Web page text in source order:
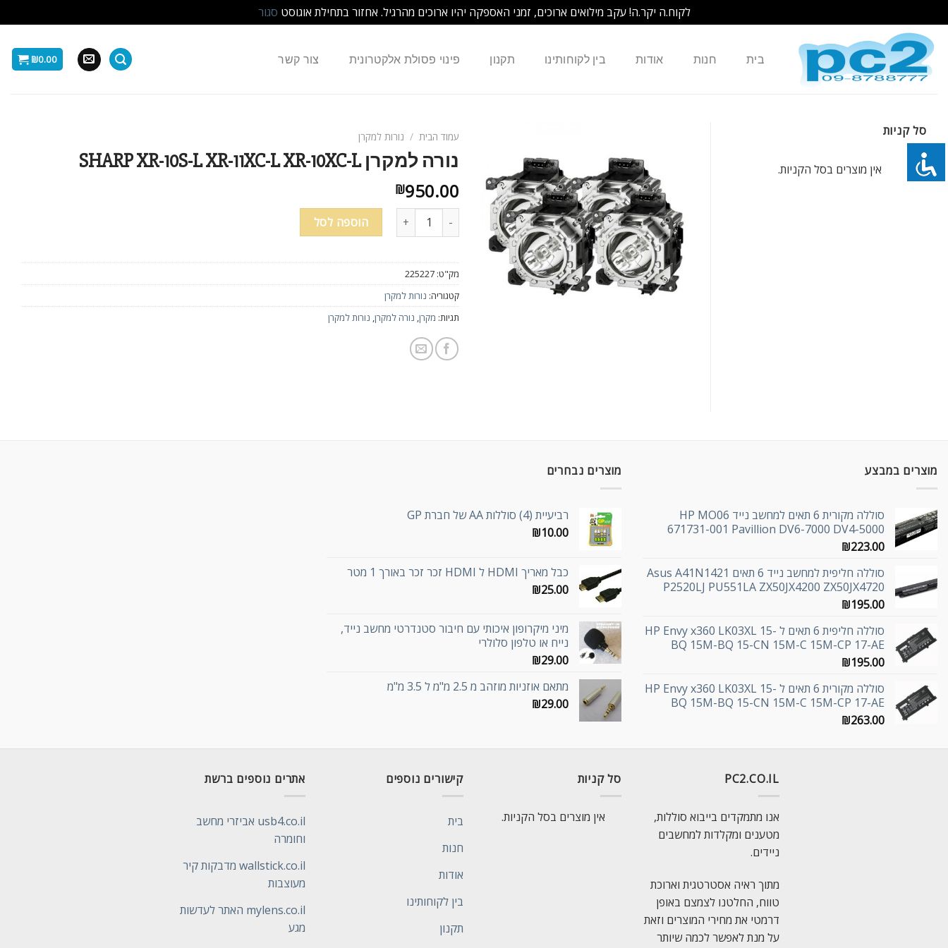
לקוח.ה יקר.ה! עקב מילואים ארוכים, זמני האספקה יהיו ארוכים מהרגיל. אחזור בתחילת אוגוסט סגור
content
בית חנות אודות בין לקוחותינו תקנון פינוי פסולת אלקטרונית צור קשר ₪0.00
סל קניות
אין מוצרים בסל הקניות.
עמוד הבית / נורות למקרן
נורה למקרן SHARP XR-10S-L XR-11XC-L XR-10XC-L
₪950.00
הוספה לסל
מק"ט: 225227
קטגוריה: נורות למקרן
תגיות: מקרן, נורה למקרן, נורות למקרן
מוצרים במבצע
סוללה מקורית 6 תאים למחשב נייד HP MO06
671731-001 Pavillion DV6-7000 DV4-5000
₪223.00
סוללה חליפית למחשב נייד 6 תאים Asus A41N1421
P2520LJ PU551LA ZX50JX4200 ZX50JX4720
₪195.00
סוללה חליפית 6 תאים ל HP Envy x360 LK03XL 15-
BQ 15M-BQ 15-CN 15M-C 15M-CP 17-AE
₪195.00
סוללה מקורית 6 תאים ל HP Envy x360 LK03XL 15-
BQ 15M-BQ 15-CN 15M-C 15M-CP 17-AE
₪263.00
מוצרים נבחרים
רביעיית (4) סוללות AA של חברת GP
₪10.00
כבל מאריך HDMI ל HDMI זכר זכר באורך 1 מטר
₪25.00
מיני מיקרופון איכותי עם חיבור סטנדרטי מחשב נייד,
נייח או טלפון סלולרי
₪29.00
מתאם אוזניות מוזהב מ 2.5 מ"מ ל 3.5 מ"מ
₪29.00
PC2.CO.IL
אנו מתמקדים בייבוא סוללות,
מטענים ומקלדות למחשבים
ניידים.
מתוך ראיה אסטרטגית וארוכת
טווח, החלטנו לצמצם באופן
דרמטי את מחירי המוצרים וזאת
על מנת לאפשר לכמה שיותר
סל קניות
אין מוצרים בסל הקניות.
קישורים נוספים
בית
חנות
אודות
בין לקוחותינו
תקנון
אתרים נוספים ברשת
usb4.co.il אביזרי מחשב
וחומרה
wallstick.co.il מדבקות קיר
מעוצבות
mylens.co.il האתר לעדשות
מגע